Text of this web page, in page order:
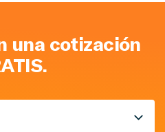
una cotización